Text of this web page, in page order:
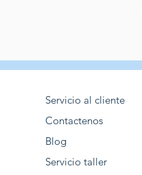
Servicio al cliente
Contactenos
Blog
Servicio taller